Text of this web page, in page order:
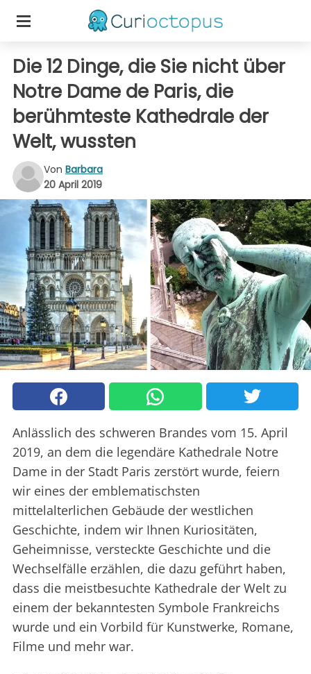
Die 12 Dinge, die Sie nicht über
Notre Dame de Paris, die
berühmteste Kathedrale der
Welt, wussten
Von Barbara
20 April 2019
Anlässlich des schweren Brandes vom 15. April
2019, an dem die legendäre Kathedrale Notre
Dame in der Stadt Paris zerstört wurde, feiern
wir eines der emblematischsten
mittelalterlichen Gebäude der westlichen
Geschichte, indem wir Ihnen Kuriositäten,
Geheimnisse, versteckte Geschichte und die
Wechselfälle erzählen, die dazu geführt haben,
dass die meistbesuchte Kathedrale der Welt zu
einem der bekanntesten Symbole Frankreichs
wurde und ein Vorbild für Kunstwerke, Romane,
Filme und mehr war.